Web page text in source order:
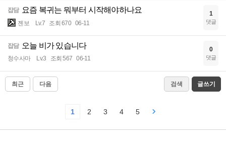
잡담 요즘 복귀는 뭐부터 시작해야하나요
젠보 Lv.7 조회 670 06-11
1
댓글
잡담 오늘 비가 있습니다
청수사마 Lv.3 조회 567 06-11
0
댓글
최근 다음 검색 글쓰기
1 2 3 4 5